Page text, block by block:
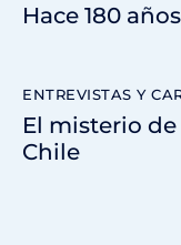
Hace 180
ENTREVISTAS Y
El misterio
Chile